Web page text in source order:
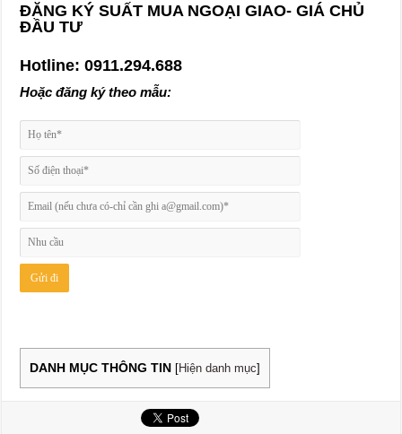
ĐĂNG KÝ SUẤT MUA NGOẠI GIAO- GIÁ CHỦ
ĐẦU TƯ
Hotline: 0911.294.688
Hoặc đăng ký theo mẫu:
DANH MỤC THÔNG TIN [Hiện danh mục]